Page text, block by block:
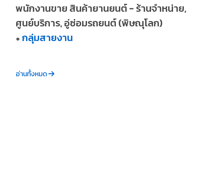
พนักงานขาย สินค้ายานยนต์ - ร้านจำหน่าย,
ศูนย์บริการ, อู่ซ่อมรถยนต์ (พิษณุโลก)
● กลุ่มสายงาน
อ่านทั้งหมด